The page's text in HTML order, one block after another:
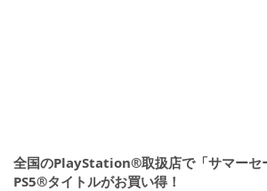
全国のPlayStation®取扱店で「サマーセ
PS5®タイトルがお買い得！